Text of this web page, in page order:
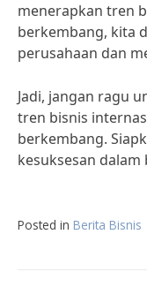
menerapkan tren
berkembang, kita
perusahaan dan
Jadi, jangan ragu
tren bisnis
berkembang.
kesuksesan
Posted in Berita Bisnis